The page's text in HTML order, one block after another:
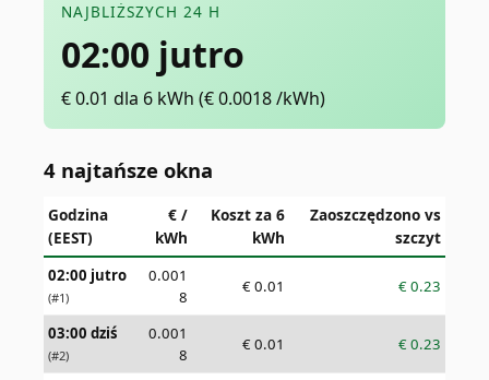
NAJBLIŻSZYCH 24 H
02:00 jutro
€0.01 dla 6 kWh (€0.0018/kWh)
4 najtańsze okna
Godzina
(EEST)
€ /
kWh
Koszt za 6
kWh
Zaoszczędzono vs
szczyt
02:00 jutro
(#1)
0.001
8
€0.01 €0.23
03:00 dziś
(#2)
0.001
8
€ 0.01 €0.23